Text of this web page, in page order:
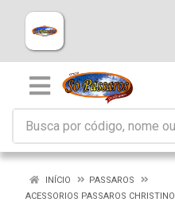
INÍCIO
PASSAROS
ACESSORIOS PASSAROS CHRISTINO